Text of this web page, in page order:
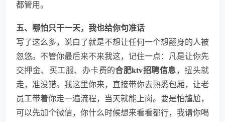
都管用。
五、哪怕只干一天，我也给你句准话
写了这么多，说白了就是不想让任何一个想翻身的人被
忽悠。不管你最后来不来我这，记住一点：凡是让你先
交押金、买工服、办卡费的合肥ktv招聘信息，扭头就
走，准没错。我这里你来，直接带你去熟悉包厢，让老
员工带着你走一遍流程，当天就能上岗。要是怕尴尬，
可以先加个微信，你什么时候想来看看都行，我请你喝